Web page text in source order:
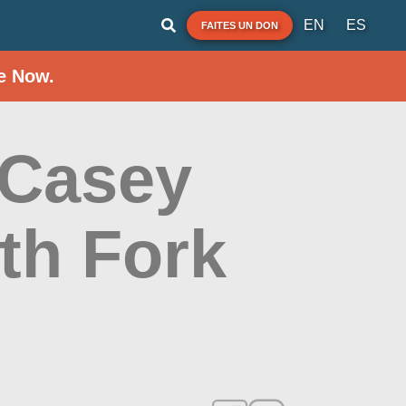
FAITES UN DON EN ES
Now.
Fork